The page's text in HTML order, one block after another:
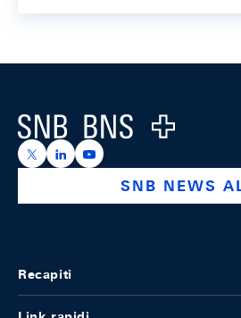
Logo
https://x.com/snb_bns
https://ch.linkedin.com/
https://
SNB NEWS
Recapiti